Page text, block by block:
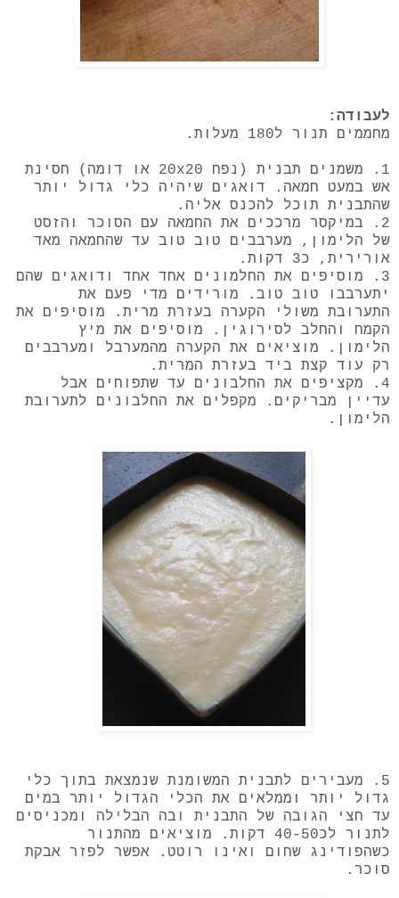
לעבודה:
מחממים תנור ל180 מעלות.
1. משמנים תבנית (נפח 20x20 או דומה) חסינת
אש במעט חמאה. דואגים שיהיה כלי גדול יותר
שהתבנית תוכל להכנס אליה.
2. במיקסר מרככים את החמאה עם הסוכר והזסט
של הלימון, מערבבים טוב טוב עד שהחמאה מאד
אורירית, כ3 דקות.
3. מוסיפים את החלמונים אחד אחד ודואגים שהם
יתערבבו טוב טוב. מורידים מדי פעם את
התערובת משולי הקערה בעזרת מרית. מוסיפים את
הקמח והחלב לסירוגין. מוסיפים את מיץ
הלימון. מוציאים את הקערה מהמערבל ומערבבים
רק עוד קצת ביד בעזרת המרית.
4. מקציפים את החלבונים עד שתפוחים אבל
עדיין מבריקים. מקפלים את החלבונים לתערובת
הלימון.
5. מעבירים לתבנית המשומנת שנמצאת בתוך כלי
גדול יותר וממלאים את הכלי הגדול יותר במים
עד חצי הגובה של התבנית ובה הבלילה ומכניסים
לתנור לכ40-50 דקות. מוציאים מהתנור
כשהפודינג שחום ואינו רוטט. אפשר לפזר אבקת
סוכר.